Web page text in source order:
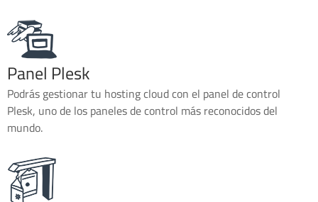
Panel Plesk
Podrás gestionar tu hosting cloud con el panel de control
Plesk, uno de los paneles de control más reconocidos del
mundo.